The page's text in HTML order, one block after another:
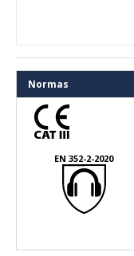
Normas
EN 352-2-2020